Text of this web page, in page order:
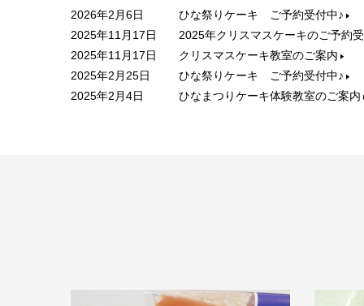
2026年2月6日
ひな祭りケーキ ご予約受付中♪
2025年11月17日
2025年クリスマスケーキのご予約
2025年11月17日
クリスマスケーキ教室のご案内
2025年2月25日
ひな祭りケーキ ご予約受付中♪
2025年2月4日
ひなまつりケーキ体験教室のご案内